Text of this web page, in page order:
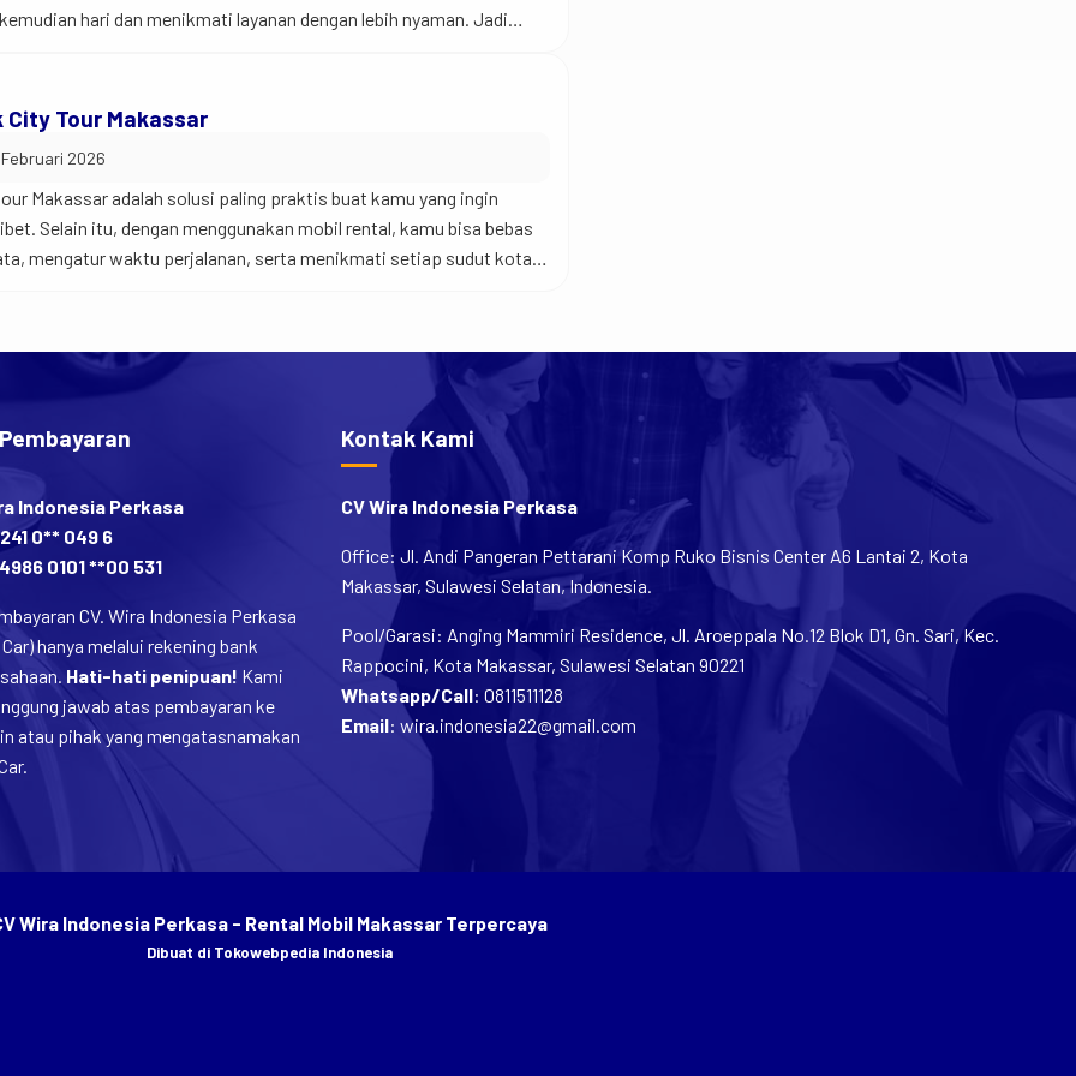
hari dan menikmati layanan dengan lebih nyaman. Jadi
[…]
Tour Makassar
2026
Makassar adalah solusi paling praktis buat kamu yang ingin
Selain itu, dengan menggunakan mobil rental, kamu bisa bebas
mengatur waktu perjalanan, serta menikmati setiap sudut kota
Indonesia Perkasa
241 0** 049 6
4986 0101 **00 531
CV. Wira Indonesia Perkasa
hanya melalui rekening bank
Hati-hati penipuan! Kami
jawab atas pembayaran ke
atau pihak yang mengatasnamakan
Kontak Kami
CV Wira Indonesia Perkasa
Office: Jl. Andi Pangeran Pettarani Komp Ruko Bisnis Center A6 Lantai 2, Kota
Makassar, Sulawesi Selatan, Indonesia.
Pool/Garasi: Anging Mammiri Residence, Jl. Aroeppala No.12 Blok D1, Gn. Sari, Kec.
Rappocini, Kota Makassar, Sulawesi Selatan 90221
Whatsapp/Call: 0811511128
Email: wira.indonesia22@gmail.com
Wira Indonesia Perkasa - Rental Mobil Makassar Terpercaya
Dibuat di Tokowebpedia Indonesia